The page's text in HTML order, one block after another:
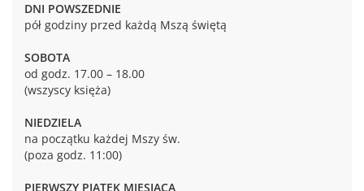
DNI POWSZEDNIE
pół godziny przed każdą Mszą świętą
SOBOTA
od godz. 17.00 – 18.00
(wszyscy księża)
NIEDZIELA
na początku każdej Mszy św.
(poza godz. 11:00)
PIERWSZY PIĄTEK MIESIĄCA